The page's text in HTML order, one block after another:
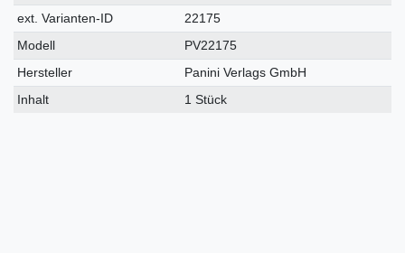
Merkmal
ext. Varianten-ID
22175
Modell
PV22175
Hersteller
Panini Verlags GmbH
Inhalt
1 Stück